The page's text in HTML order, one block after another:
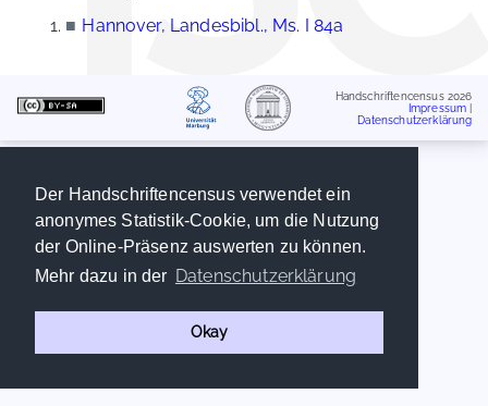
Der Handschriftencensus verwendet ein
anonymes Statistik-Cookie, um die Nutzung
der Online-Präsenz auswerten zu können.
Mehr dazu in der Datenschutzerklärung
Okay
■ Hannover, Landesbibl., Ms. I 84a
Handschriftencensus 2026
Impressum
Datenschutzerklärung